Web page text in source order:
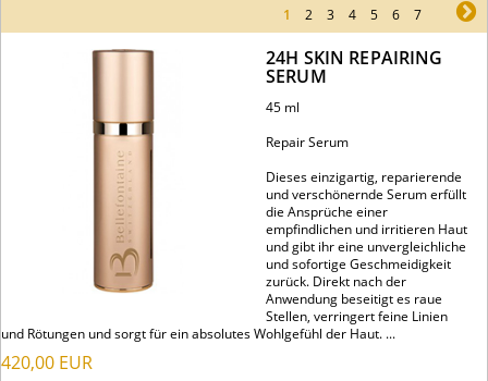
1 2 3 4 5 6 7
24H SKIN REPAIRING
SERUM
45 ml
Repair Serum
Dieses einzigartig, reparierende
und verschönernde Serum erfüllt
die Ansprüche einer
empfindlichen und irritieren Haut
und gibt ihr eine unvergleichliche
und sofortige Geschmeidigkeit
zurück. Direkt nach der
Anwendung beseitigt es raue
Stellen, verringert feine Linien
und Rötungen und sorgt für ein absolutes Wohlgefühl der Haut. ...
420,00 EUR